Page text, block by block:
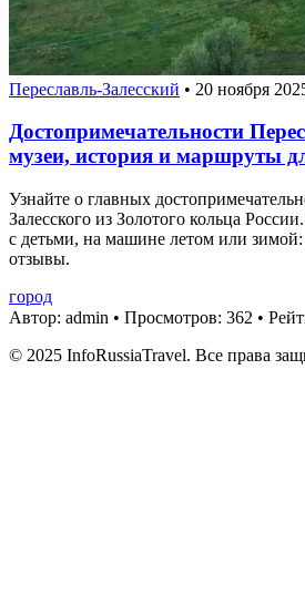
Переславль-Залесский • 20 ноября
Достопримечательности
музеи, история и маршруты
Узнайте о главных
Залесского из Золотого кольца
с детьми, на машине летом или зимой:
отзывы.
город
Автор: admin • Просмотров: 362 •
© 2025 InfoRussiaTravel. Все права